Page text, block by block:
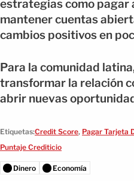
estrategias como pagar
mantener cuentas
cambios positivos en
Para la comunidad
transformar la relación
abrir nuevas
Etiquetas:Credit Score, Pagar Tarjeta
Puntaje Crediticio
Dinero Economía